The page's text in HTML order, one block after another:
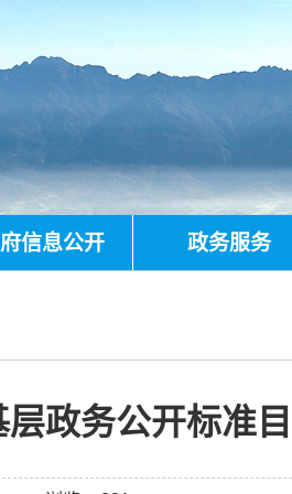
信息公开 政务服务
政务公开标准